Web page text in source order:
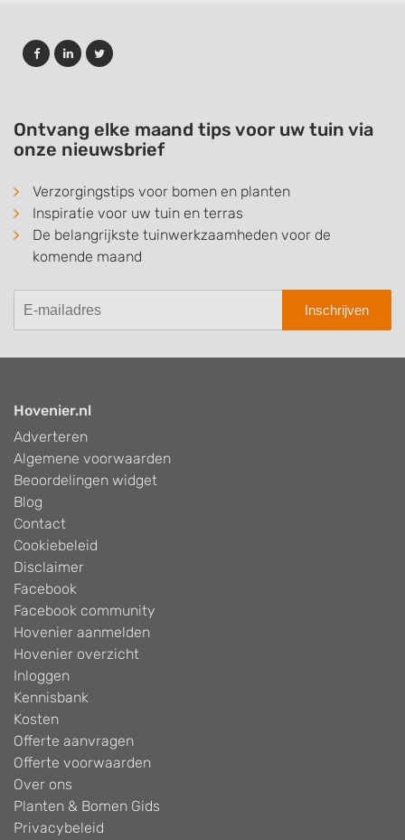
Ontvang elke maand tips voor uw tuin via
onze nieuwsbrief
Verzorgingstips voor bomen en planten
Inspiratie voor uw tuin en terras
De belangrijkste tuinwerkzaamheden voor de
komende maand
Inschrijven
Hovenier.nl
Adverteren
Algemene voorwaarden
Beoordelingen widget
Blog
Contact
Cookiebeleid
Disclaimer
Facebook
Facebook community
Hovenier aanmelden
Hovenier overzicht
Inloggen
Kennisbank
Kosten
Offerte aanvragen
Offerte voorwaarden
Over ons
Planten & Bomen Gids
Privacybeleid